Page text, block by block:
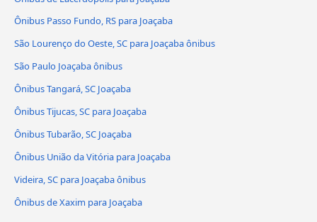
Ônibus Passo Fundo, RS para Joaçaba
São Lourenço do Oeste, SC para Joaçaba ônibus
São Paulo Joaçaba ônibus
Ônibus Tangará, SC Joaçaba
Ônibus Tijucas, SC para Joaçaba
Ônibus Tubarão, SC Joaçaba
Ônibus União da Vitória para Joaçaba
Videira, SC para Joaçaba ônibus
Ônibus de Xaxim para Joaçaba